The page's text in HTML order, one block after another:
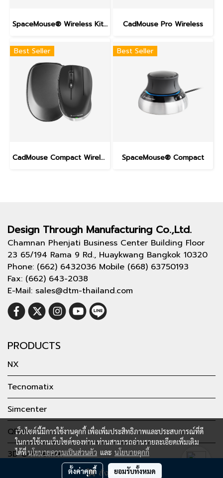
สั่งซื้อสินค้า
SpaceMouse® Wireless Kit 2 CadMouse Pro Wireless
Best Seller
CadMouse Compact Wireless
Best Seller
SpaceMouse® Compact
Design Through Manufacturing Co.,Ltd.
Chamnan Phenjati Business Center Building Floor
23 65/194 Rama 9 Rd., Huaykwang Bangkok 10320
Phone: (662) 6432036 Mobile (668) 63750193
Fax: (662) 643-2038
E-Mail: sales@dtm-thailand.com
PRODUCTS
NX
Tecnomatix
Simcenter
QForm
3D Connexion
เว็บไซต์นี้มีการใช้งานคุกกี้ เพื่อเพิ่มประสิทธิภาพและประสบการณ์ที่ดี
ในการใช้งานเว็บไซต์ของท่าน ท่านสามารถอ่านรายละเอียดเพิ่มเติม
ได้ที่นโยบายความเป็นส่วนตัว และ นโยบายคุกกี้
ตั้งค่าคุกกี้ ยอมรับทั้งหมด